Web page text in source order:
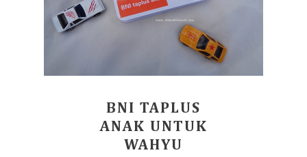
BNI TAPLUS
ANAK UNTUK
WAHYU